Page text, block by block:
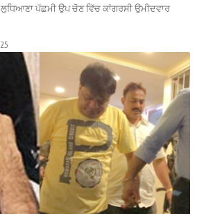
ਪੱਛਮੀ ਉਪ ਚੋਣ ਵਿੱਚ ਕਾਂਗਰਸੀ ਉਮੀਦਵਾਰ